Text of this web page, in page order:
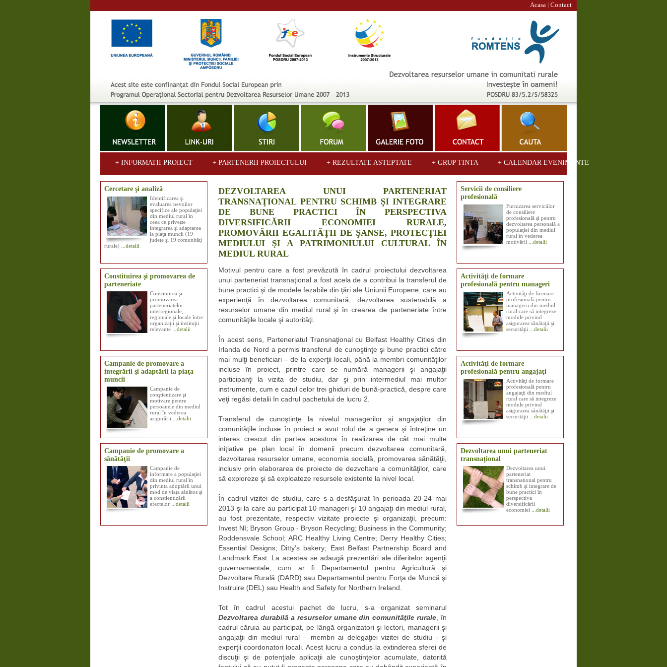
Acasa | Contact
+ INFORMATII PROIECT + PARTENERII PROIECTULUI + REZULTATE ASTEPTATE + GRUP TINTA + CALENDAR EVENIMENTE
Cercetare şi analiză
Identificarea şi
evaluarea nevoilor
specifice ale populaţiei
din mediul rural în
ceea ce priveşte
integrarea şi adaptarea
la piaţa muncii (19
judeţe şi 19 comunităţi
rurale) ...detalii
Constituirea şi promovarea de
parteneriate
Constituirea şi
promovarea
parteneriatelor
interregionale,
regionale şi locale între
organizaţii şi instituţii
relevante
...detalii
Campanie de promovare a
integrării şi adaptării la piaţa
muncii
Campanie de
conştientizare şi
motivare pentru
persoanele din mediul
rural în vederea
asigurării
...detalii
Campanie de promovare a
sănătăţii
Campanie de
informare a populaţiei
din mediul rural în
privinta adoptării unui
mod de viaţa sănătos şi
a constientizării
efectelor
...detalii
DEZVOLTAREA UNUI PARTENERIAT
TRANSNAŢIONAL PENTRU SCHIMB ŞI INTEGRARE
DE BUNE PRACTICI ÎN PERSPECTIVA
DIVERSIFICĂRII ECONOMIEI RURALE,
PROMOVĂRII EGALITĂŢII DE ŞANSE, PROTECŢIEI
MEDIULUI ŞI A PATRIMONIULUI CULTURAL ÎN
MEDIUL RURAL
Motivul pentru care a fost prevăzută în cadrul proiectului dezvoltarea
unui parteneriat transnaţional a fost acela de a contribui la transferul de
bune practici şi de modele fezabile din ţări ale Uniunii Europene, care au
experienţă în dezvoltarea comunitară, dezvoltarea sustenabilă a
resurselor umane din mediul rural şi în crearea de parteneriate între
comunităţile locale şi autorităţi.
În acest sens, Parteneriatul Transnaţional cu Belfast Healthy Cities din
Irlanda de Nord a permis transferul de cunoştinţe şi bune practici către
mai mulţi beneficiari – de la experţii locali, până la membri comunităţilor
incluse în proiect, printre care se numără managerii şi angajaţii
participanţi la vizita de studiu, dar şi prin intermediul mai multor
instrumente, cum e cazul celor trei ghiduri de bună-practică, despre care
veţi regăsi detalii în cadrul pachetului de lucru 2.
Transferul de cunoştinţe la nivelul managerilor şi angajaţilor din
comunităţile incluse în proiect a avut rolul de a genera şi întreţine un
interes crescut din partea acestora în realizarea de cât mai multe
iniţiative pe plan local în domenii precum dezvoltarea comunitară,
dezvoltarea resurselor umane, economia socială, promovarea sănătăţii,
inclusiv prin elaborarea de proiecte de dezvoltare a comunităţilor, care
să exploreze şi să exploateze resursele existente la nivel local.
În cadrul vizitei de studiu, care s-a desfăşurat în perioada 20-24 mai
2013 şi la care au participat 10 manageri şi 10 angajaţi din mediul rural,
au fost prezentate, respectiv vizitate proiecte şi organizaţii, precum:
Invest NI; Bryson Group - Bryson Recycling; Business in the Community;
Roddensvale School; ARC Healthy Living Centre; Derry Healthy Cities;
Essential Designs; Ditty’s bakery; East Belfast Partnership Board and
Landmark East. La acestea se adaugă prezentări ale diferitelor agenţii
guvernamentale, cum ar fi Departamentul pentru Agricultură şi
Dezvoltare Rurală (DARD) sau Departamentul pentru Forţa de Muncă şi
Instruire (DEL) sau Health and Safety for Northern Ireland.
Tot în cadrul acestui pachet de lucru, s-a organizat seminarul
Dezvoltarea durabilă a resurselor umane din comunităţile rurale, în
cadrul căruia au participat, pe lângă organizatori şi lectori, managerii şi
angajaţii din mediul rural – membri ai delegaţiei vizitei de studiu - şi
experţii coordonatori locali. Acest lucru a condus la extinderea sferei de
discuţii şi de potenţiale aplicaţii ale cunoştinţelor acumulate, datorită
Servicii de consiliere
profesională
Furnizarea serviciilor
de consiliere
profesională şi pentru
dezvoltarea personală a
populaţiei din mediul
rural în vederea
motivării ...detalii
Activităţi de formare
profesională pentru manageri
Activităţi de formare
profesională pentru
managerii din mediul
rural care să integreze
module privind
asigurarea sănătaţii şi
securităţii
...detalii
Activităţi de formare
profesională pentru angajaţi
Activităţi de formare
profesională pentru
angajaţii din mediul
rural care să integreze
module privind
asigurarea sănătăţii şi
securităţii
...detalii
Dezvoltarea unui parteneriat
transnaţional
Dezvoltarea unui
parteneriat
transnational pentru
schimb şi integrare de
bune practici în
perspectiva
diversificării
economiei
...detalii